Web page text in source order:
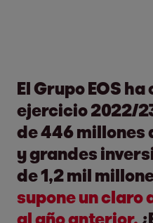
El Grupo EOS
ejercicio 2022/
de 446 millones
y grandes
de 1,2 mil
supone un claro
al año anterior.